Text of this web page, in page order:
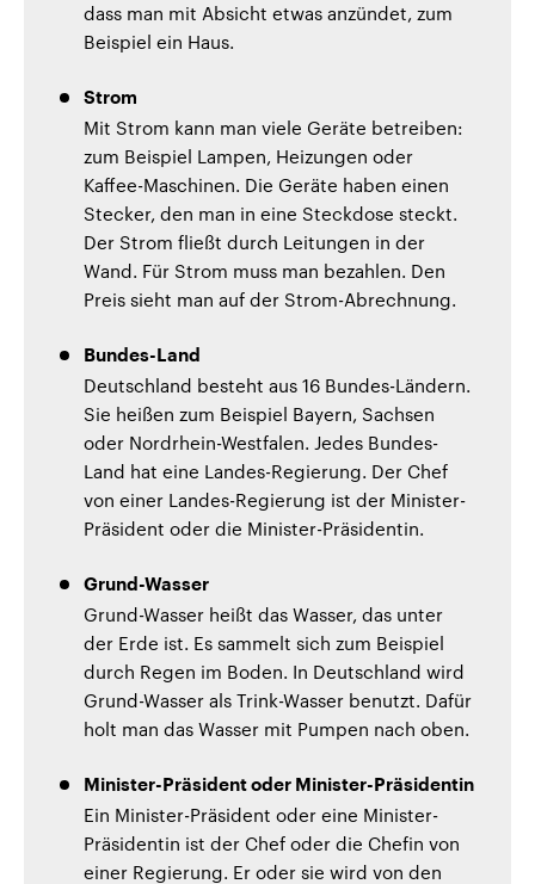
dass man mit Absicht etwas anzündet, zum
Beispiel ein Haus.
Strom
Mit Strom kann man viele Geräte betreiben:
zum Beispiel Lampen, Heizungen oder
Kaffee-Maschinen. Die Geräte haben einen
Stecker, den man in eine Steckdose steckt.
Der Strom fließt durch Leitungen in der
Wand. Für Strom muss man bezahlen. Den
Preis sieht man auf der Strom-Abrechnung.
Bundes-Land
Deutschland besteht aus 16 Bundes-Ländern.
Sie heißen zum Beispiel Bayern, Sachsen
oder Nordrhein-Westfalen. Jedes Bundes-
Land hat eine Landes-Regierung. Der Chef
von einer Landes-Regierung ist der Minister-
Präsident oder die Minister-Präsidentin.
Grund-Wasser
Grund-Wasser heißt das Wasser, das unter
der Erde ist. Es sammelt sich zum Beispiel
durch Regen im Boden. In Deutschland wird
Grund-Wasser als Trink-Wasser benutzt. Dafür
holt man das Wasser mit Pumpen nach oben.
Minister-Präsident oder Minister-Präsidentin
Ein Minister-Präsident oder eine Minister-
Präsidentin ist der Chef oder die Chefin von
einer Regierung. Er oder sie wird von den